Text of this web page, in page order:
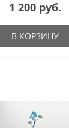
1 200 руб.
В КОРЗИНУ